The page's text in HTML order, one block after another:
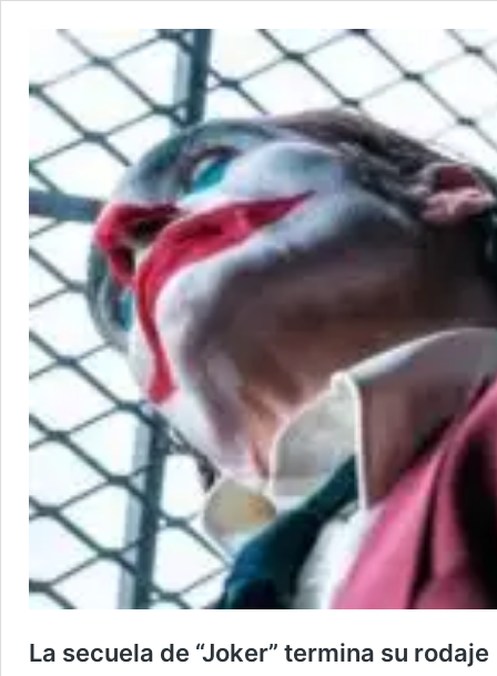
La secuela de “Joker” termina su rodaje